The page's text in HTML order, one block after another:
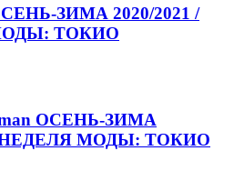
ЗИМА 2020/2021 /
ТОКИО
ОСЕНЬ-ЗИМА
/ НЕДЕЛЯ МОДЫ: ТОКИО